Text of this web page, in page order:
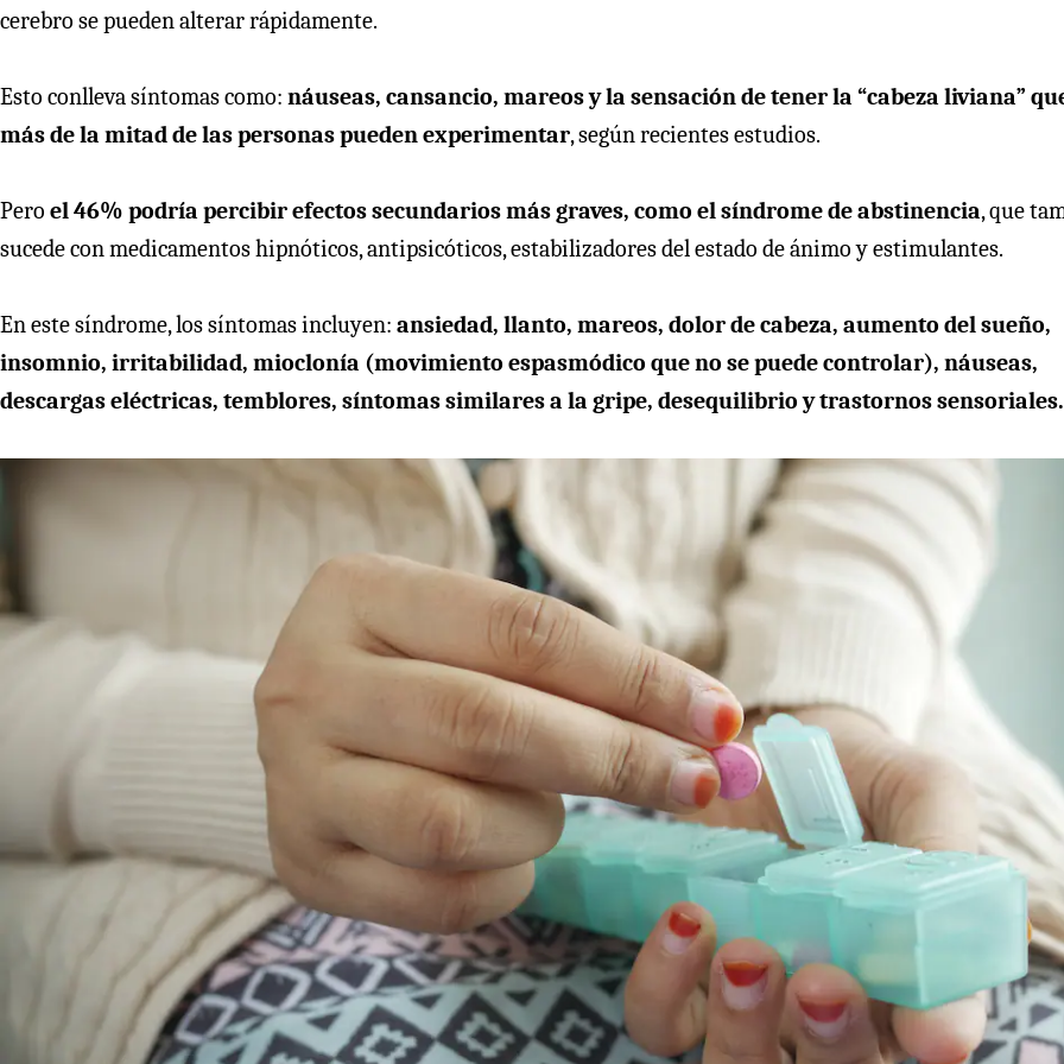
cerebro se pueden alterar rápidamente.
Esto conlleva síntomas como: náuseas, cansancio, mareos y la sensación de tener la “cabeza liviana”
más de la mitad de las personas pueden experimentar, según recientes estudios.
Pero el 46% podría percibir efectos secundarios más graves, como el síndrome de abstinencia, que
sucede con medicamentos hipnóticos, antipsicóticos, estabilizadores del estado de ánimo y estimulantes.
En este síndrome, los síntomas incluyen: ansiedad, llanto, mareos, dolor de cabeza, aumento del sueño,
insomnio, irritabilidad, mioclonía (movimiento espasmódico que no se puede controlar), náuseas,
descargas eléctricas, temblores, síntomas similares a la gripe, desequilibrio y trastornos sensoriales.